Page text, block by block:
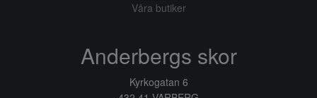
Våra butiker
Anderbergs skor
Kyrkogatan 6